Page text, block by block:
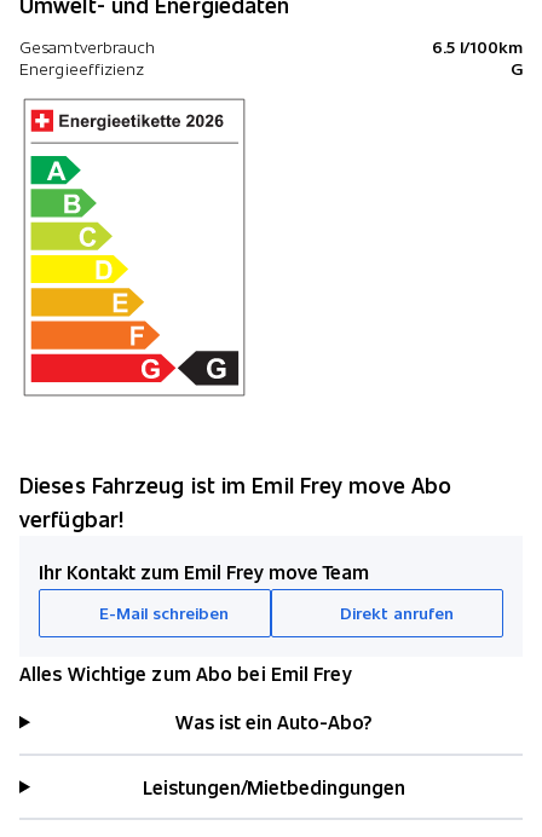
Gesamtverbrauch
6.5 l/100km
Energieeffizienz
G
Dieses Fahrzeug ist im Emil Frey move Abo
verfügbar!
Ihr Kontakt zum Emil Frey move Team
E-Mail schreiben Direkt anrufen
Alles Wichtige zum Abo bei Emil Frey
Was ist ein Auto-Abo?
Leistungen/Mietbedingungen